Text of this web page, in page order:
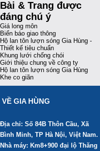
Bài & Trang được
đáng chú ý
Giá long môn
Biển báo giao thông
Hộ lan tôn lượn sóng Gia Hùng -
Thiết kế tiêu chuẩn
Khung lưới chống chói
Giới thiệu chung về công ty
Hộ lan tôn lượn sóng Gia Hùng
Khe co giãn
VỀ GIA HÙNG
Địa chỉ: Số 84B Thôn Cầu, Xã
Bình Minh, TP Hà Nội, Việt Nam.
Nhà máy: Km8+900 đại lộ Thăng